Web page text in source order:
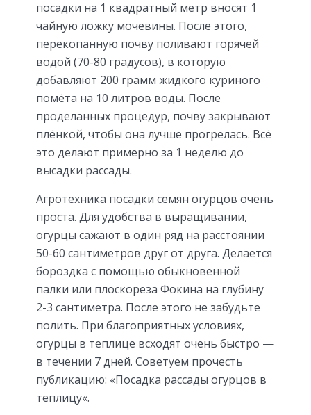
посадки на 1 квадратный метр вносят 1
чайную ложку мочевины. После этого,
перекопанную почву поливают горячей
водой (70-80 градусов), в которую
добавляют 200 грамм жидкого куриного
помёта на 10 литров воды. После
проделанных процедур, почву закрывают
плёнкой, чтобы она лучше прогрелась. Всё
это делают примерно за 1 неделю до
высадки рассады.
Агротехника посадки семян огурцов очень
проста. Для удобства в выращивании,
огурцы сажают в один ряд на расстоянии
50-60 сантиметров друг от друга. Делается
бороздка с помощью обыкновенной
палки или плоскореза Фокина на глубину
2-3 сантиметра. После этого не забудьте
полить. При благоприятных условиях,
огурцы в теплице всходят очень быстро —
в течении 7 дней. Советуем прочесть
публикацию: «Посадка рассады огурцов в
теплицу«.